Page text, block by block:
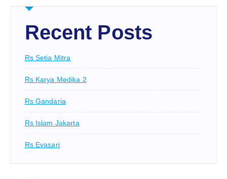
Recent Posts
Rs Setia Mitra
Rs Karya Medika 2
Rs Gandaria
Rs Islam Jakarta
Rs Evasari